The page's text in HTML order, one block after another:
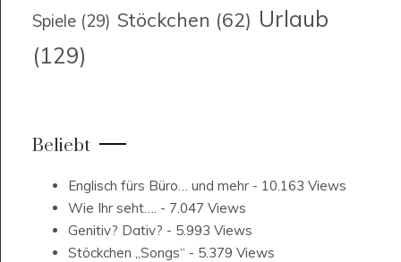
Spiele (29) Stöckchen (62) Urlaub
(129)
Beliebt
Englisch fürs Büro… und mehr - 10.163 Views
Wie Ihr seht…. - 7.047 Views
Genitiv? Dativ? - 5.993 Views
Stöckchen „Songs“ - 5.379 Views